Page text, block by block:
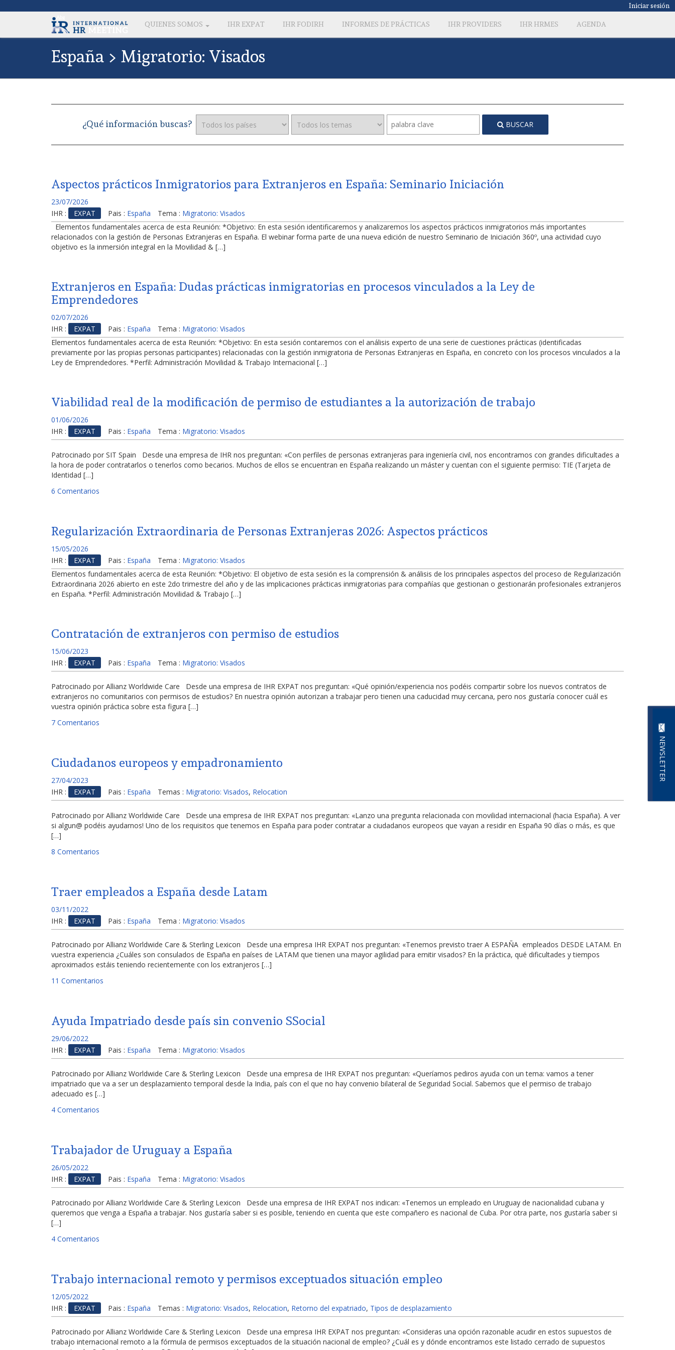
Iniciar sesión
QUIENES SOMOS IHR EXPAT IHR FODIRH INFORMES DE PRÁCTICAS IHR PROVIDERS IHR HRMES AGENDA
NEWSLETTER
España > Migratorio: Visados
¿Qué información buscas? BUSCAR
Aspectos prácticos Inmigratorios para Extranjeros en España: Seminario Iniciación
23/07/2026
IHR :
EXPAT Pais : España Tema : Migratorio: Visados
Elementos fundamentales acerca de esta Reunión: *Objetivo: En esta sesión identificaremos y analizaremos los aspectos prácticos inmigratorios más importantes
relacionados con la gestión de Personas Extranjeras en España. El webinar forma parte de una nueva edición de nuestro Seminario de Iniciación 360º, una actividad cuyo
objetivo es la inmersión integral en la Movilidad & […]
Extranjeros en España: Dudas prácticas inmigratorias en procesos vinculados a la Ley de
Emprendedores
02/07/2026
IHR :
EXPAT Pais : España Tema : Migratorio: Visados
Elementos fundamentales acerca de esta Reunión: *Objetivo: En esta sesión contaremos con el análisis experto de una serie de cuestiones prácticas (identificadas
previamente por las propias personas participantes) relacionadas con la gestión inmigratoria de Personas Extranjeras en España, en concreto con los procesos vinculados a la
Ley de Emprendedores. *Perfil: Administración Movilidad & Trabajo Internacional […]
Viabilidad real de la modificación de permiso de estudiantes a la autorización de trabajo
01/06/2026
IHR :
EXPAT Pais : España Tema : Migratorio: Visados
Patrocinado por SIT Spain Desde una empresa de IHR nos preguntan: «Con perfiles de personas extranjeras para ingeniería civil, nos encontramos con grandes dificultades a
la hora de poder contratarlos o tenerlos como becarios. Muchos de ellos se encuentran en España realizando un máster y cuentan con el siguiente permiso: TIE (Tarjeta de
Identidad […]
6 Comentarios
Regularización Extraordinaria de Personas Extranjeras 2026: Aspectos prácticos
15/05/2026
IHR :
EXPAT Pais : España Tema : Migratorio: Visados
Elementos fundamentales acerca de esta Reunión: *Objetivo: El objetivo de esta sesión es la comprensión & análisis de los principales aspectos del proceso de Regularización
Extraordinaria 2026 abierto en este 2do trimestre del año y de las implicaciones prácticas inmigratorias para compañías que gestionan o gestionarán profesionales extranjeros
en España. *Perfil: Administración Movilidad & Trabajo […]
Contratación de extranjeros con permiso de estudios
15/06/2023
IHR :
EXPAT Pais : España Tema : Migratorio: Visados
Patrocinado por Allianz Worldwide Care Desde una empresa de IHR EXPAT nos preguntan: «Qué opinión/experiencia nos podéis compartir sobre los nuevos contratos de
extranjeros no comunitarios con permisos de estudios? En nuestra opinión autorizan a trabajar pero tienen una caducidad muy cercana, pero nos gustaría conocer cuál es
vuestra opinión práctica sobre esta figura […]
7 Comentarios
Ciudadanos europeos y empadronamiento
27/04/2023
IHR :
EXPAT Pais : España Temas : Migratorio: Visados, Relocation
Patrocinado por Allianz Worldwide Care Desde una empresa de IHR EXPAT nos preguntan: «Lanzo una pregunta relacionada con movilidad internacional (hacia España). A ver
si algun@ podéis ayudarnos! Uno de los requisitos que tenemos en España para poder contratar a ciudadanos europeos que vayan a residir en España 90 días o más, es que
[…]
8 Comentarios
Traer empleados a España desde Latam
03/11/2022
IHR :
EXPAT Pais : España Tema : Migratorio: Visados
Patrocinado por Allianz Worldwide Care & Sterling Lexicon Desde una empresa IHR EXPAT nos preguntan: «Tenemos previsto traer A ESPAÑA empleados DESDE LATAM. En
vuestra experiencia ¿Cuáles son consulados de España en países de LATAM que tienen una mayor agilidad para emitir visados? En la práctica, qué dificultades y tiempos
aproximados estáis teniendo recientemente con los extranjeros […]
11 Comentarios
Ayuda Impatriado desde país sin convenio SSocial
29/06/2022
IHR :
EXPAT Pais : España Tema : Migratorio: Visados
Patrocinado por Allianz Worldwide Care & Sterling Lexicon Desde una empresa de IHR EXPAT nos preguntan: «Queríamos pediros ayuda con un tema: vamos a tener
impatriado que va a ser un desplazamiento temporal desde la India, país con el que no hay convenio bilateral de Seguridad Social. Sabemos que el permiso de trabajo
adecuado es […]
4 Comentarios
Trabajador de Uruguay a España
26/05/2022
IHR :
EXPAT Pais : España Tema : Migratorio: Visados
Patrocinado por Allianz Worldwide Care & Sterling Lexicon Desde una empresa de IHR EXPAT nos indican: «Tenemos un empleado en Uruguay de nacionalidad cubana y
queremos que venga a España a trabajar. Nos gustaría saber si es posible, teniendo en cuenta que este compañero es nacional de Cuba. Por otra parte, nos gustaría saber si
[…]
4 Comentarios
Trabajo internacional remoto y permisos exceptuados situación empleo
12/05/2022
IHR :
EXPAT Pais : España Temas : Migratorio: Visados, Relocation, Retorno del expatriado, Tipos de desplazamiento
Patrocinado por Allianz Worldwide Care & Sterling Lexicon Desde una empresa IHR EXPAT nos preguntan: «Consideras una opción razonable acudir en estos supuestos de
trabajo internacional remoto a la fórmula de permisos exceptuados de la situación nacional de empleo? ¿Cuál es y dónde encontramos este listado cerrado de supuestos